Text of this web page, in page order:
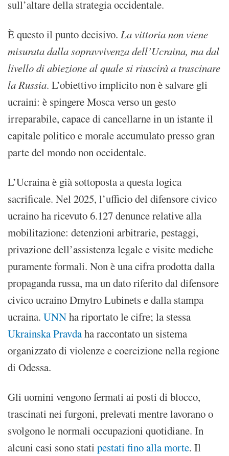
sull’altare della strategia occidentale.
È questo il punto decisivo. La vittoria non viene
misurata dalla sopravvivenza dell’Ucraina, ma dal
livello di abiezione al quale si riuscirà a trascinare
la Russia. L’obiettivo implicito non è salvare gli
ucraini: è spingere Mosca verso un gesto
irreparabile, capace di cancellarne in un istante il
capitale politico e morale accumulato presso gran
parte del mondo non occidentale.
L’Ucraina è già sottoposta a questa logica
sacrificale. Nel 2025, l’ufficio del difensore civico
ucraino ha ricevuto 6.127 denunce relative alla
mobilitazione: detenzioni arbitrarie, pestaggi,
privazione dell’assistenza legale e visite mediche
puramente formali. Non è una cifra prodotta dalla
propaganda russa, ma un dato riferito dal difensore
civico ucraino Dmytro Lubinets e dalla stampa
ucraina. UNNha riportato le cifre; la stessa
Ukrainska Pravdaha raccontato un sistema
organizzato di violenze e coercizione nella regione
di Odessa.
Gli uomini vengono fermati ai posti di blocco,
trascinati nei furgoni, prelevati mentre lavorano o
svolgono le normali occupazioni quotidiane. In
alcuni casi sono stati pestati fino alla morte. Il